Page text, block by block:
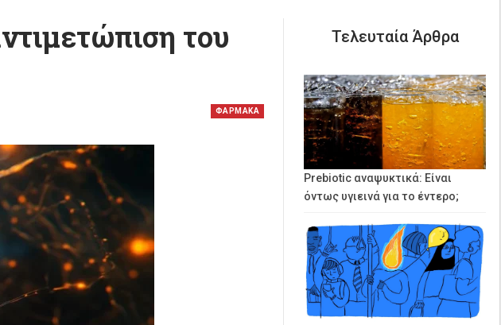
του
ΦΑΡΜΑΚΑ
Τελευταία Άρθρα
Prebiotic αναψυκτικά: Είναι
όντως υγιεινά για το έντερο;